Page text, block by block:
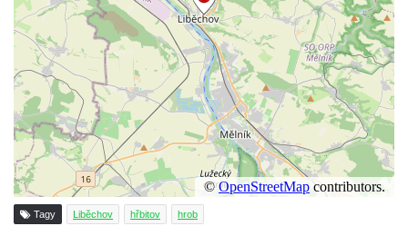
Kenotaf Václava Floriána na hřbitově v
Lužci nad Vltavou
Kenotaf Miloslava Švice na hřbitově v Lužci
nad Vltavou
Hrob Václava Kufnera na hřbitově v Lužci
nad Vltavou
Pomník vojákům Rudé armády na hřbitově
v Lužci nad Vltavou
Pomník Ladislava Sedláčka a Karla Pelce u
Tagy Liběchov hřbitov hrob